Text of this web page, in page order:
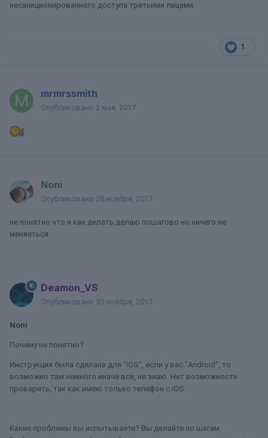
несанкционированного доступа третьими лицами.
1
mrmrssmith
Опубликовано 2 мая, 2017
Noni
Опубликовано 28 ноября, 2017
не понятно что и как делать,делаю пошагово но ничего не
меняеться
Deamon_VS
Опубликовано 30 ноября, 2017
Noni
Почему не понятно?
Инструкция была сделана для "iOS", если у вас "Android", то
возможно там немного иначе все, не знаю. Нет возможности
проверить, так как имею только телефон с iOS.
Какие проблемы вы испытываете? Вы делайте по шагам.